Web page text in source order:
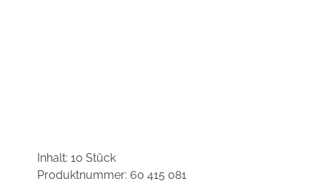
Inhalt: 10 Stück
Produktnummer: 60 415 081